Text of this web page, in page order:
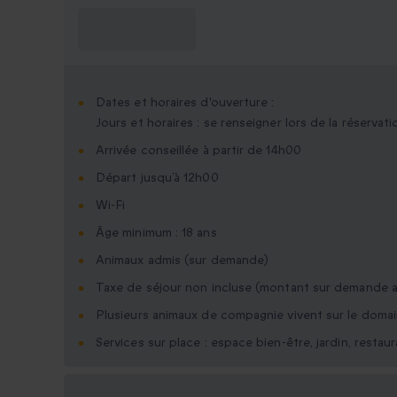
Dates et horaires d'ouverture :
Jours et horaires : se renseigner lors de la
Arrivée conseillée à partir de 14h00
Départ jusqu’à 12h00
Wi-Fi
Âge minimum : 18 ans
Animaux admis (sur demande)
Taxe de séjour non incluse (montant sur demande
Plusieurs animaux de compagnie vivent sur le
Services sur place : espace bien-être, jardin,